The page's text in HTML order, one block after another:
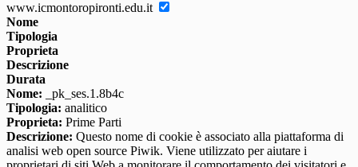
www.icmontoropironti.edu.it
Nome
Tipologia
Proprieta
Descrizione
Durata
Nome: _pk_ses.1.8b4c
Tipologia: analitico
Proprieta: Prime Parti
Descrizione: Questo nome di cookie è associato alla piattaforma di
analisi web open source Piwik. Viene utilizzato per aiutare i